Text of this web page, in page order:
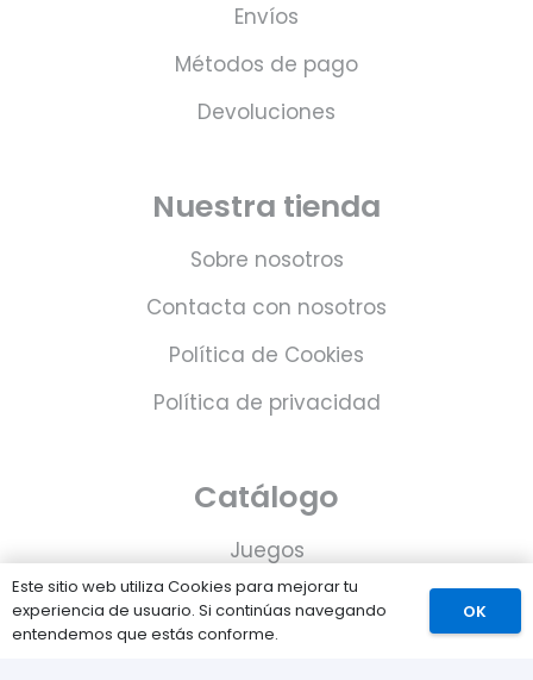
Envíos
Métodos de pago
Devoluciones
Nuestra tienda
Sobre nosotros
Contacta con nosotros
Política de Cookies
Política de privacidad
Catálogo
Juegos
Consolas
Accesorios para tu PS5
Este sitio web utiliza Cookies para mejorar tu
experiencia de usuario. Si continúas navegando
entendemos que estás conforme.
OK